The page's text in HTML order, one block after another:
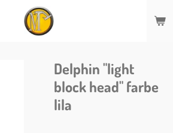
Delphin "light
block head" farbe
lila